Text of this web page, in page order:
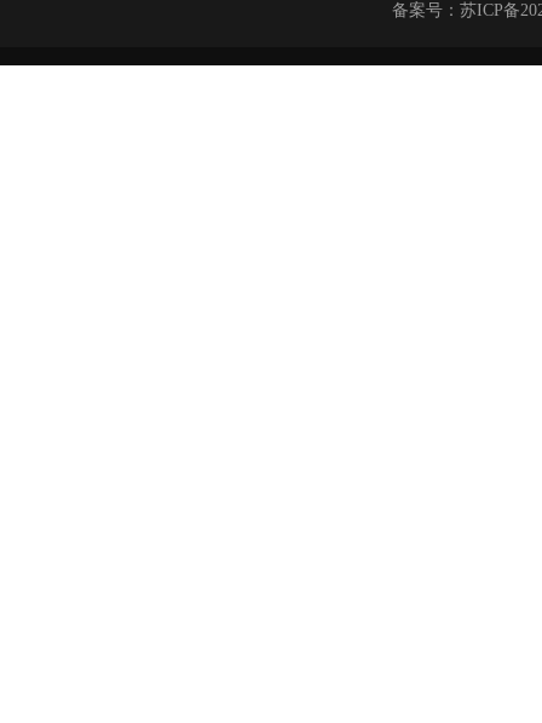
备案号： 苏ICP备